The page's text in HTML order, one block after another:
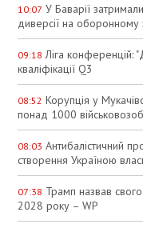
10:07 У Баварії
диверсії на оборонному
09:18 Ліга конференцій:
кваліфікації Q3
08:52 Корупція у
понад 1000
08:03 Антибалістичний
створення Україною
07:38 Трамп назвав
2028 року – WP